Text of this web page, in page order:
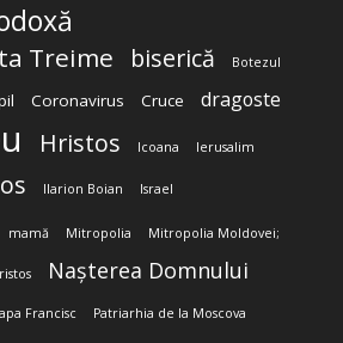
Treime biserică Botezul
Coronavirus Cruce dragoste
Hristos Icoana Ierusalim
Ilarion Boian Israel
mamă Mitropolia Mitropolia Moldovei;
Nașterea Domnului
Francisc Patriarhia de la Moscova